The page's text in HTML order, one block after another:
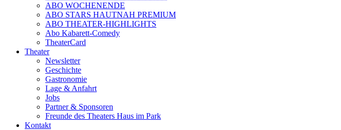
ABO WOCHENENDE
ABO STARS HAUTNAH PREMIUM
ABO THEATER-HIGHLIGHTS
Abo Kabarett-Comedy
TheaterCard
Theater
Newsletter
Geschichte
Gastronomie
Lage & Anfahrt
Jobs
Partner & Sponsoren
Freunde des Theaters Haus im Park
Kontakt